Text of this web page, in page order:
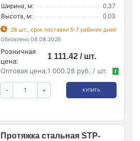
Ширина, м:
0.37
Высота, м:
0.03
28 шт., срок поставки 5-7 рабочих дней
Обновлено 08.08.2026
Розничная
цена:
1 111.42 / шт.
Оптовая цена:1 000.28 руб. / шт. !
- + КУПИТЬ
Протяжка стальная STP-